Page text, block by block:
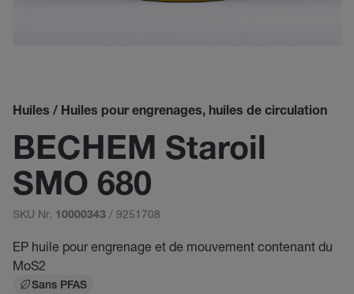
Huiles / Huiles pour engrenages, huiles de circulation
BECHEM Staroil
SMO 680
SKU Nr. 10000343 / 9251708
EP huile pour engrenage et de mouvement contenant du
MoS2
Sans PFAS